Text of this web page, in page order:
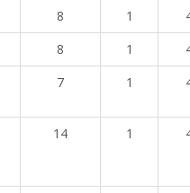
8 1
8 1
7 1
14 1